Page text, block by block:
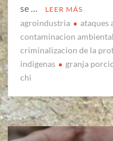
se …
LEER MÁS
agroindustria
ataques
contaminacion ambiental
criminalizacion de la
indigenas
granja
chi